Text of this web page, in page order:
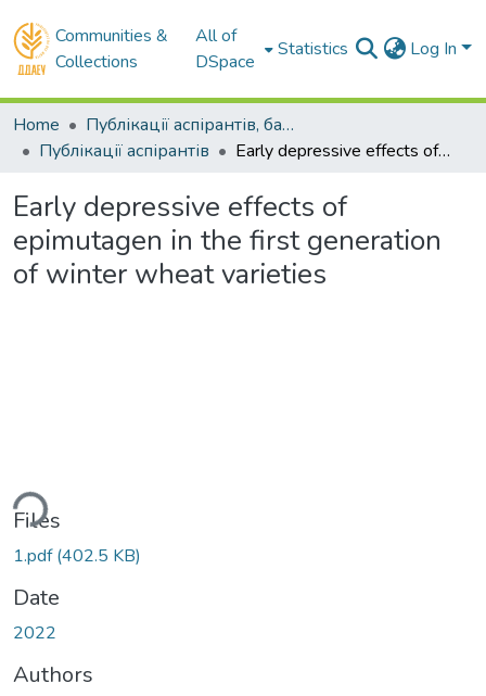
Communities &
Collections
All of
DSpace
Statistics Log In
Home
Публікації аспірантів, бакалаврів, магістрів
Публікації аспірантів
Early depressive effects of epimutagen in the first generation of winter wheat varieties
Early depressive effects of
epimutagen in the first generation
of winter wheat varieties
Files
1.pdf(402.5 KB)
Date
2022
Authors